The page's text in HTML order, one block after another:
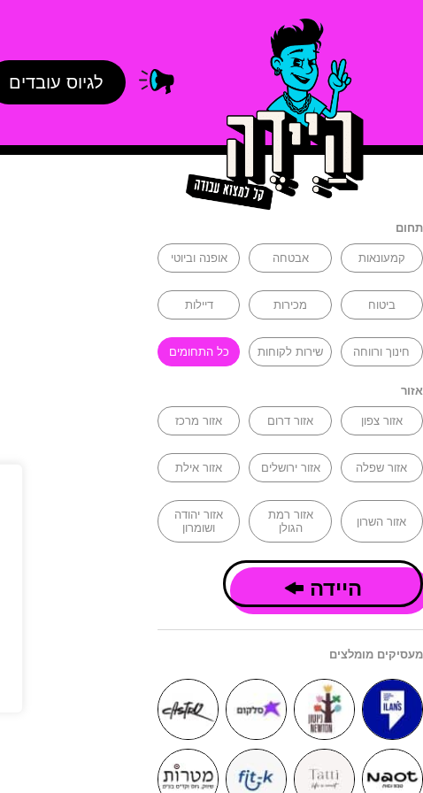
לגיוס עובדים
תחום
קמעונאות אבטחה אופנה וביוטי
ביטוח מכירות דיילות
חינוך ורווחה שירות לקוחות כל התחומים
אזור
אזור צפון אזור דרום אזור מרכז
אזור שפלה אזור ירושלים אזור אילת
אזור השרון
אזור רמת
הגולן
אזור יהודה
ושומרון
היידה
מעסיקים מומלצים